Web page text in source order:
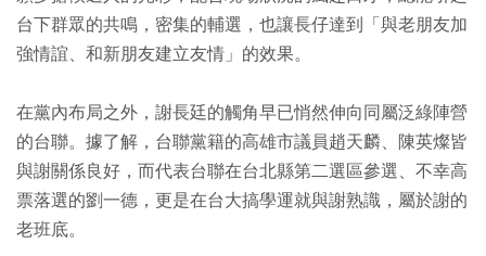
台下群眾的共鳴，密集的輔選，也讓長仔達到「與老朋友加
強情誼、和新朋友建立友情」的效果。
在黨內布局之外，謝長廷的觸角早已悄然伸向同屬泛綠陣營
的台聯。據了解，台聯黨籍的高雄市議員趙天麟、陳英燦皆
與謝關係良好，而代表台聯在台北縣第二選區參選、不幸高
票落選的劉一德，更是在台大搞學運就與謝熟識，屬於謝的
老班底。